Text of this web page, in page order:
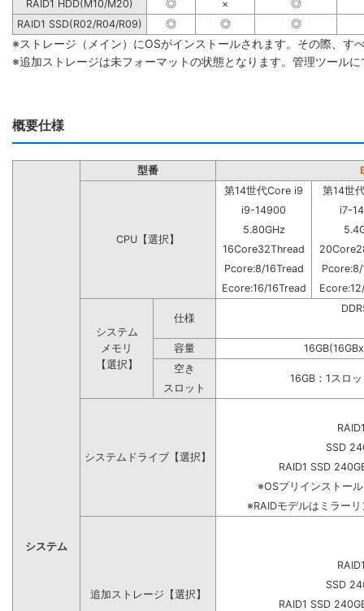
RAID1 HDD(M10/M20) ◎ ×
◎
RAID1 SSD(R02/R04/R09)
◎ ◎ ◎
※ストレージ（メイン）にOSがインストールされます。その際、す
※追加ストレージは未フォーマットの状態となります。管理ツール
概要仕様
システム
型番
CPU【選択】
第14世代Core i9
第14世
i9-14900
i7-
5.80GHz
16Core32Thread
Pcore:8/16Tread
Ecore:16/16Tread
システム
メモリ
【選択】
仕様
容量
空き
16GB：1スロ
スロット
システムドライブ【選択】
SSD
RAID1 SSD
※OSプリインストー
※RAIDモデルはミラー
追加ストレージ【選択】
SSD
RAID1 SSD